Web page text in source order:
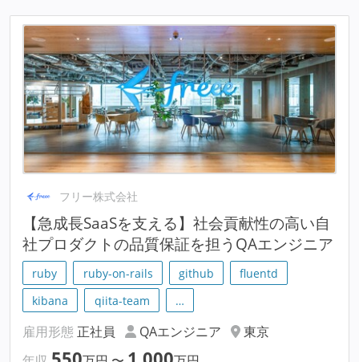
フリー株式会社
【急成長SaaSを支える】社会貢献性の高い自
社プロダクトの品質保証を担うQAエンジニア
ruby ruby-on-rails github
fluentd
kibana
qiita-team …
雇用形態 正社員 QAエンジニア
東京